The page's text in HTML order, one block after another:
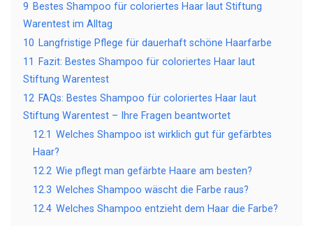
9 Bestes Shampoo für coloriertes Haar laut Stiftung
Warentest im Alltag
10 Langfristige Pflege für dauerhaft schöne Haarfarbe
11
Fazit: Bestes Shampoo für coloriertes Haar laut
Stiftung Warentest
12 FAQs: Bestes Shampoo für coloriertes Haar laut
Stiftung Warentest – Ihre Fragen beantwortet
12.1 Welches Shampoo ist wirklich gut für gefärbtes
Haar?
12.2 Wie pflegt man gefärbte Haare am besten?
12.3 Welches Shampoo wäscht die Farbe raus?
12.4 Welches Shampoo entzieht dem Haar die Farbe?